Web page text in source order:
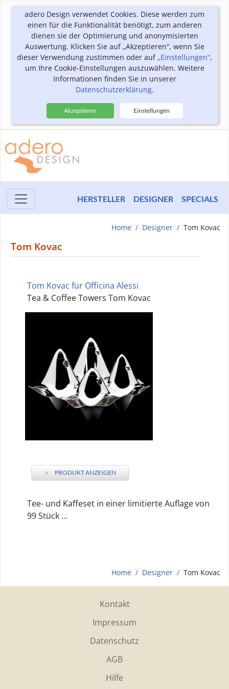
adero Design verwendet Cookies. Diese werden zum
einen für die Funktionalität benötigt, zum anderen
dienen sie der Optimierung und anonymisierten
Auswertung. Klicken Sie auf „Akzeptieren“, wenn Sie
dieser Verwendung zustimmen oder auf„Einstellungen“,
um Ihre Cookie-Einstellungen auszuwählen. Weitere
Informationen finden Sie in unserer
Datenschutzerklärung.
Akzeptieren Einstellungen
HERSTELLER DESIGNER SPECIALS
Home Designer Tom Kovac
Tom Kovac
Tom Kovac für Officina Alessi
Tea & Coffee Towers Tom Kovac
» PRODUKT ANZEIGEN
Tee- und Kaffeset in einer limitierte Auflage von
99 Stück ...
Home Designer Tom Kovac
Kontakt
Impressum
Datenschutz
AGB
Hilfe